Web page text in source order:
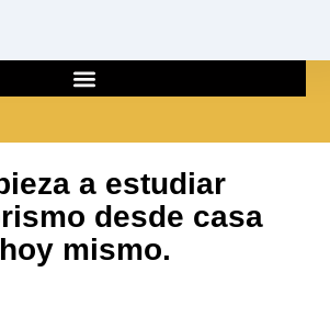
a estudiar
desde casa
hoy mismo.